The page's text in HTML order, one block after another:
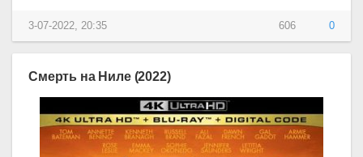
606 0
3-07-2022, 20:35
Смерть на Ниле (2022)